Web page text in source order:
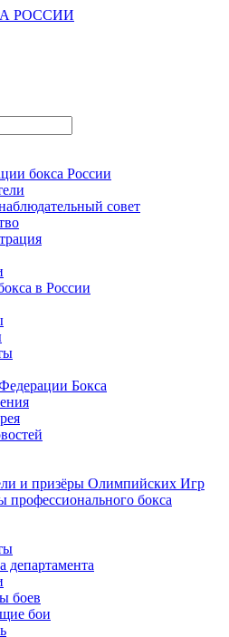
РОССИИ
бокса России
совет
в России
Бокса
и призёры Олимпийских Игр
профессионального бокса
департамента
боев
бои